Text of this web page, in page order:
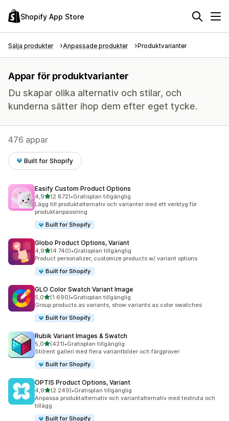
Shopify App Store
Sälja produkter Anpassade produkter Produktvarianter
Appar för produktvarianter
Du skapar olika alternativ och stilar, och
kunderna sätter ihop dem efter eget tycke.
476 appar
Built for Shopify
Easify Custom Product Options
4,9av 5 stjärnor
(2 872)
2872 recensioner totalt
•Gratisplan tillgänglig
Lägg till produktalternativ och varianter med ett verktyg för
produktanpassning
Built for Shopify
Globo Product Options, Variant
4,9av 5 stjärnor
(4 740)
4740 recensioner totalt
•Gratisplan tillgänglig
Product personalizer, customize products w/ variant options
Built for Shopify
GLO Color Swatch Variant Image
5,0av 5 stjärnor
(1 690)
1690 recensioner totalt
•Gratisplan tillgänglig
Group products as variants, show variants as color swatches
Built for Shopify
Rubik Variant Images & Swatch
5,0av 5 stjärnor
(421)
421 recensioner totalt
•Gratisplan tillgänglig
Stilrent galleri med flera variantbilder och färgprover
Built for Shopify
OPTIS Product Options, Variant
4,9av 5 stjärnor
(2 249)
2249 recensioner totalt
•Gratisplan tillgänglig
Anpassa produktalternativ och variantalternativ med textruta och
tillägg
Built for Shopify